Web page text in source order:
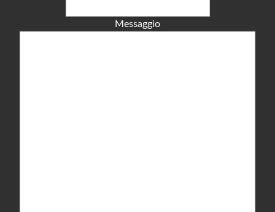
Messaggio